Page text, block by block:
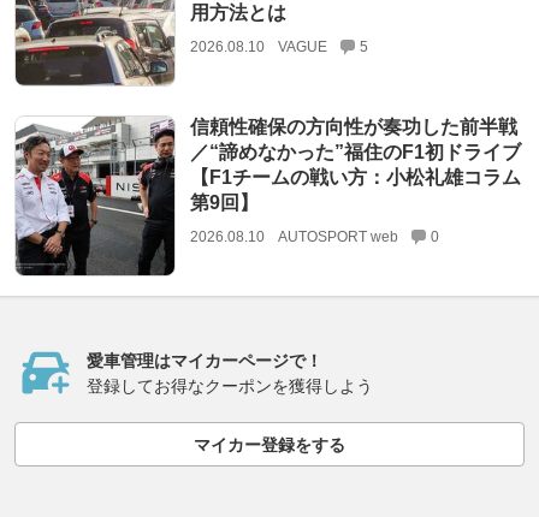
用方法とは
2026.08.10 VAGUE 5
信頼性確保の方向性が奏功した前半戦
／“諦めなかった”福住のF1初ドライブ
【F1チームの戦い方：小松礼雄コラム
第9回】
2026.08.10 AUTOSPORT web 0
愛車管理はマイカーページで！
登録してお得なクーポンを獲得しよう
マイカー登録をする